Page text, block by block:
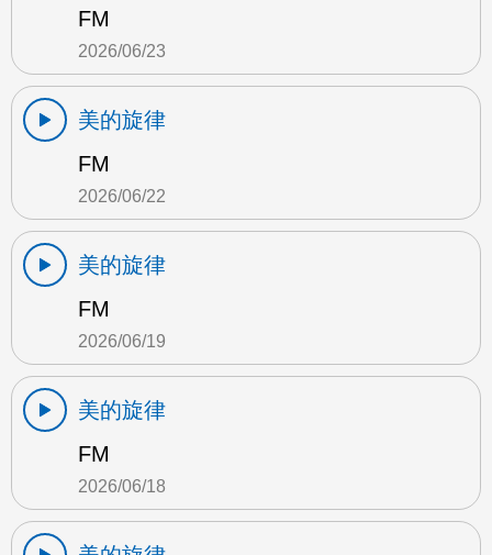
FM
2026/06/23
美的旋律
FM
2026/06/22
美的旋律
FM
2026/06/19
美的旋律
FM
2026/06/18